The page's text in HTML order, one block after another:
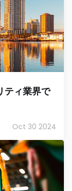
ティ業界で
Oct 30 2024